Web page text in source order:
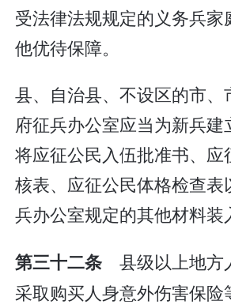
受法律法规规定的义务兵家
他优待保障。
县、自治县、不设区的市、
府征兵办公室应当为新兵建
将应征公民入伍批准书、应
核表、应征公民体格检查表
兵办公室规定的其他材料装
第三十二条 县级以上地方
采取购买人身意外伤害保险